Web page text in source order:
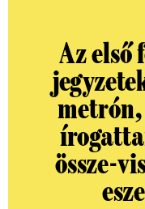
Az első
össze-